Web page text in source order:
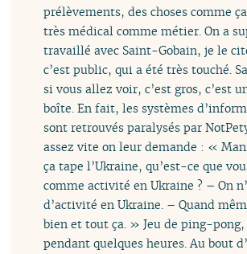
prélèvements, des choses comme
très médical comme métier. On a
travaillé avec Saint-Gobain, je le
c’est public, qui a été très touché.
si vous allez voir, c’est gros, c’est
boîte. En fait, les systèmes
sont retrouvés paralysés par
assez vite on leur demande : «
ça tape l’Ukraine, qu’est-ce que
comme activité en Ukraine ? – On
d’activité en Ukraine. – Quand
bien et tout ça. » Jeu de ping-pong,
pendant quelques heures. Au bout